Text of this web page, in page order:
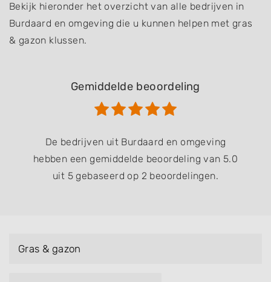
Bekijk hieronder het overzicht van alle bedrijven in
Burdaard en omgeving die u kunnen helpen met gras
& gazon klussen.
Gemiddelde beoordeling
De bedrijven uit Burdaard en omgeving
hebben een gemiddelde beoordeling van 5.0
uit 5 gebaseerd op 2 beoordelingen.
Gras & gazon